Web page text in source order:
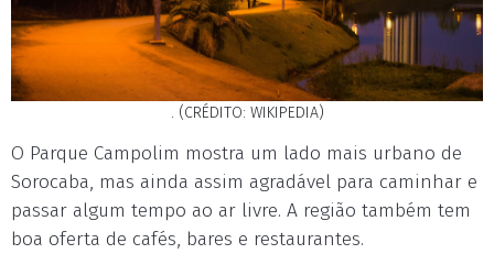
. (CRÉDITO: WIKIPEDIA)
O Parque Campolim mostra um lado mais urbano de
Sorocaba, mas ainda assim agradável para caminhar e
passar algum tempo ao ar livre. A região também tem
boa oferta de cafés, bares e restaurantes.